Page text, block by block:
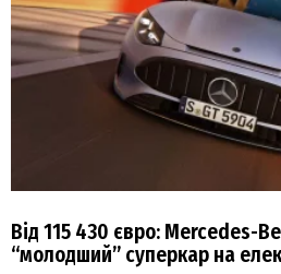
Від 115 430 євро: Mercedes-
“молодший” суперкар на